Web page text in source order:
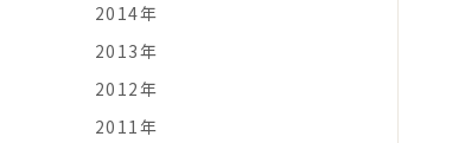
2014年
2013年
2012年
2011年